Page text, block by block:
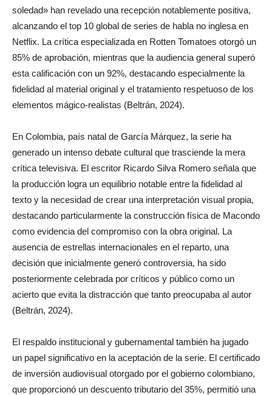
soledad» han revelado una recepción notablemente positiva,
alcanzando el top 10 global de series de habla no inglesa en
Netflix. La crítica especializada en Rotten Tomatoes otorgó un
85% de aprobación, mientras que la audiencia general superó
esta calificación con un 92%, destacando especialmente la
fidelidad al material original y el tratamiento respetuoso de los
elementos mágico-realistas (Beltrán, 2024).
En Colombia, país natal de García Márquez, la serie ha
generado un intenso debate cultural que trasciende la mera
crítica televisiva. El escritor Ricardo Silva Romero señala que
la producción logra un equilibrio notable entre la fidelidad al
texto y la necesidad de crear una interpretación visual propia,
destacando particularmente la construcción física de Macondo
como evidencia del compromiso con la obra original. La
ausencia de estrellas internacionales en el reparto, una
decisión que inicialmente generó controversia, ha sido
posteriormente celebrada por críticos y público como un
acierto que evita la distracción que tanto preocupaba al autor
(Beltrán, 2024).
El respaldo institucional y gubernamental también ha jugado
un papel significativo en la aceptación de la serie. El certificado
de inversión audiovisual otorgado por el gobierno colombiano,
que proporcionó un descuento tributario del 35%, permitió una